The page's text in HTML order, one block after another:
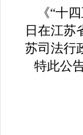
《“十四
日在江苏
苏司法行
特此公